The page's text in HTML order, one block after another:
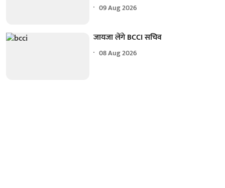
09 Aug 2026
जायजा लेंगे BCCI सचिव
08 Aug 2026